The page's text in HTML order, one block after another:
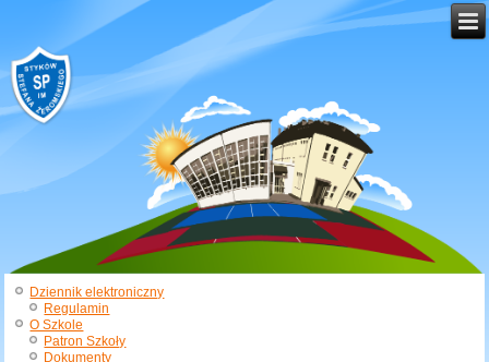
Dziennik elektroniczny
Regulamin
O Szkole
Patron Szkoły
Dokumenty